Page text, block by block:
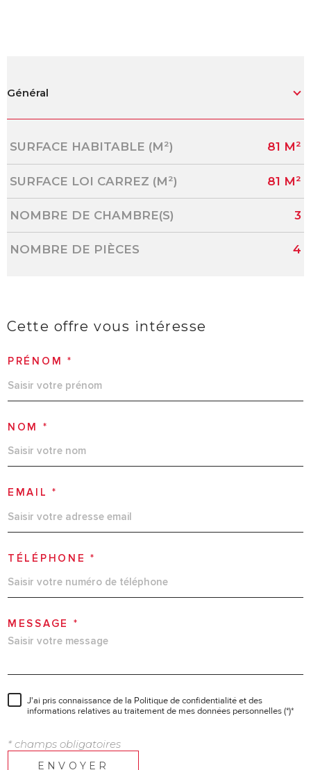
Général
Caractérisque Valeurs
SURFACE HABITABLE (M²) 81 M²
SURFACE LOI CARREZ (M²) 81 M²
NOMBRE DE CHAMBRE(S) 3
NOMBRE DE PIÈCES 4
Cette offre vous intéresse
PRÉNOM *
NOM *
EMAIL *
TÉLÉPHONE *
MESSAGE *
J'ai pris connaissance de la Politique de confidentialité et des
informations relatives au traitement de mes données personnelles (*)*
* champs obligatoires
ENVOYER